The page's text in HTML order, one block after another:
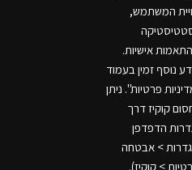
המשתמש,
אישיות.
נוסף זמין בעמוד
פרטיות". ניתן
קוקיז דרך
הדפדפן
> אבטחה
> קוקיז).
.
© 2024 Ethos Business.
..
...